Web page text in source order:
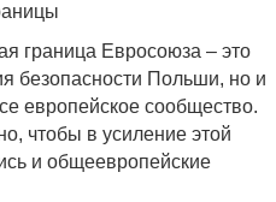
граница Евросоюза – это
безопасности Польши, но и
европейское сообщество.
чтобы в усиление этой
и общеевропейские